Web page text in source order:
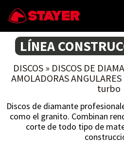
LÍNEA
DISCOS » DISCOS DE
AMOLADORAS ANGULARES
turbo
Discos de diamante
como el granito. Combinan
corte de todo tipo de